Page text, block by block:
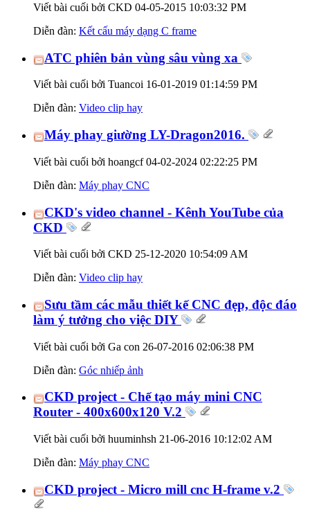
Viết bài cuối bởi CKD 04-05-2015 10:03:32 PM
Diễn đàn: Kết cấu máy dạng C frame
ATC phiên bản vùng sâu vùng xa
Viết bài cuối bởi Tuancoi 16-01-2019 01:14:59 PM
Diễn đàn: Video clip hay
Máy phay giường LY-Dragon2016.
Viết bài cuối bởi hoangcf 04-02-2024 02:22:25 PM
Diễn đàn: Máy phay CNC
CKD's video channel - Kênh YouTube của
CKD
Viết bài cuối bởi CKD 25-12-2020 10:54:09 AM
Diễn đàn: Video clip hay
Sưu tầm các mẫu thiết kế CNC đẹp, độc đáo
làm ý tưởng cho việc DIY
Viết bài cuối bởi Ga con 26-07-2016 02:06:38 PM
Diễn đàn: Góc nhiếp ảnh
CKD project - Chế tạo máy mini CNC
Router - 400x600x120 V.2
Viết bài cuối bởi huuminhsh 21-06-2016 10:12:02 AM
Diễn đàn: Máy phay CNC
CKD project - Micro mill cnc H-frame v.2